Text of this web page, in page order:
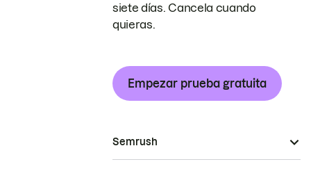
siete días. Cancela cuando
quieras.
Empezar prueba gratuita
Semrush